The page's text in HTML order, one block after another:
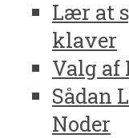
Lær at
klaver
Valg af
Sådan
Noder